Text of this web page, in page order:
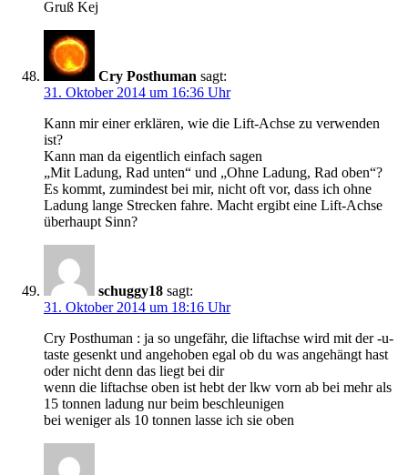
Gruß Kej
Cry Posthuman sagt:
31. Oktober 2014 um 16:36 Uhr
Kann mir einer erklären, wie die Lift-Achse zu verwenden
ist?
Kann man da eigentlich einfach sagen
„Mit Ladung, Rad unten“ und „Ohne Ladung, Rad oben“?
Es kommt, zumindest bei mir, nicht oft vor, dass ich ohne
Ladung lange Strecken fahre. Macht ergibt eine Lift-Achse
überhaupt Sinn?
schuggy18 sagt:
31. Oktober 2014 um 18:16 Uhr
Cry Posthuman : ja so ungefähr, die liftachse wird mit der -u-
taste gesenkt und angehoben egal ob du was angehängt hast
oder nicht denn das liegt bei dir
wenn die liftachse oben ist hebt der lkw vorn ab bei mehr als
15 tonnen ladung nur beim beschleunigen
bei weniger als 10 tonnen lasse ich sie oben